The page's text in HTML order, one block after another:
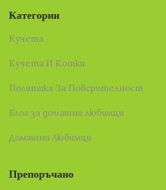
Категории
Кучета
Кучета И Котки
Политика За Поверителност
Блог за домашни любимци
Домашни Любимци
Препоръчано